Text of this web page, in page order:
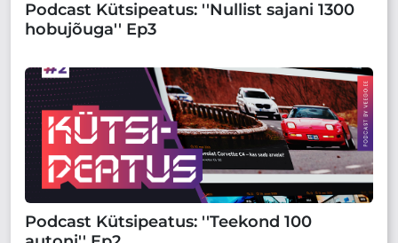
Podcast Kütsipeatus: ''Nullist sajani 1300
hobujõuga'' Ep3
Podcast Kütsipeatus: ''Teekond 100